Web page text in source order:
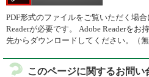
PDF形式のファイルをご覧いただく場
Readerが必要です。
Adobe Readerをお
先からダウンロードしてください。（無
このページに関するお問い